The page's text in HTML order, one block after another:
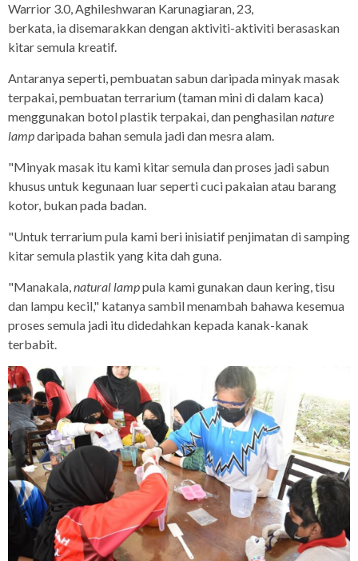
Warrior 3.0, Aghileshwaran Karunagiaran, 23,
berkata, ia disemarakkan dengan aktiviti-aktiviti berasaskan
kitar semula kreatif.
Antaranya seperti, pembuatan sabun daripada minyak masak
terpakai, pembuatan terrarium (taman mini di dalam kaca)
menggunakan botol plastik terpakai, dan penghasilannature
lampdaripada bahan semula jadi dan mesra alam.
"Minyak masak itu kami kitar semula dan proses jadi sabun
khusus untuk kegunaan luar seperti cuci pakaian atau barang
kotor, bukan pada badan.
"Untuk terrarium pula kami beri inisiatif penjimatan di samping
kitar semula plastik yang kita dah guna.
"Manakala,natural lamppula kami gunakan daun kering, tisu
dan lampu kecil," katanya sambil menambah bahawa kesemua
proses semula jadi itu didedahkan kepada kanak-kanak
terbabit.